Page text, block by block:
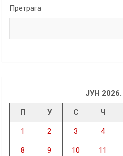
Претрага
ЈУН 2026.
П У С Ч
1 2 3 4
8 9 10 11